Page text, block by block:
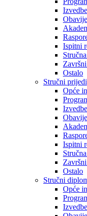
Ispitni
Ostalo
Stručni
Opće
Ispitni
Ostalo
Stručni
Opće